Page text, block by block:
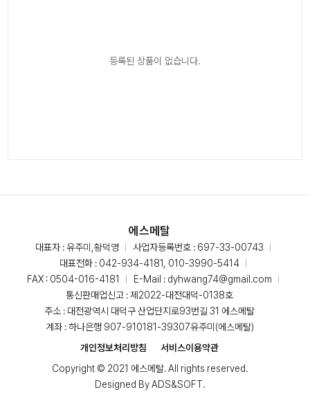
등록된 상품이 없습니다.
에스메탈
대표자 : 유주미,황덕영
사업자등록번호 : 697-33-00743
대표전화 : 042-934-4181, 010-3990-5414
FAX : 0504-016-4181
E-Mail : dyhwang74@gmail.com
통신판매업신고 : 제2022-대전대덕-0138호
주소 : 대전광역시 대덕구 산업단지로93번길 31 에스메탈
계좌 : 하나은행 907-910181-39307유주미(에스메탈)
개인정보처리방침
서비스이용약관
Copyright © 2021 에스메탈. All rights reserved.
Designed ByADS&SOFT.